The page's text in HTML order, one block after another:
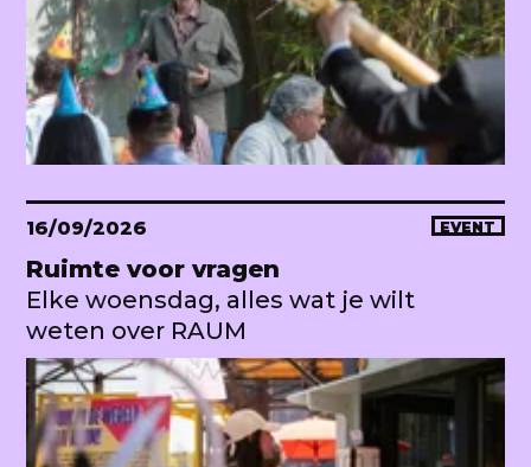
16/09/2026 EVENT
Ruimte voor vragen
Elke woensdag, alles wat je wilt
weten over RAUM